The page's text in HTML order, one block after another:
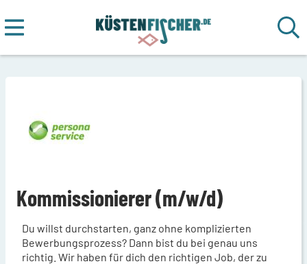
Kommissionierer (m/w/d)
Du willst durchstarten, ganz ohne komplizierten
Bewerbungsprozess? Dann bist du bei genau uns
richtig. Wir haben für dich den richtigen Job, der zu